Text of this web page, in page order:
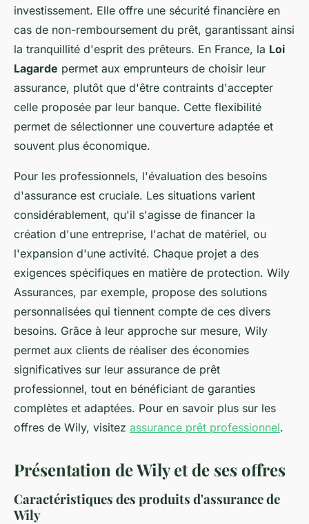
investissement. Elle offre une sécurité financière en
cas de non-remboursement du prêt, garantissant ainsi
la tranquillité d'esprit des prêteurs. En France, la Loi
Lagarde permet aux emprunteurs de choisir leur
assurance, plutôt que d'être contraints d'accepter
celle proposée par leur banque. Cette flexibilité
permet de sélectionner une couverture adaptée et
souvent plus économique.
Pour les professionnels, l'évaluation des besoins
d'assurance est cruciale. Les situations varient
considérablement, qu'il s'agisse de financer la
création d'une entreprise, l'achat de matériel, ou
l'expansion d'une activité. Chaque projet a des
exigences spécifiques en matière de protection. Wily
Assurances, par exemple, propose des solutions
personnalisées qui tiennent compte de ces divers
besoins. Grâce à leur approche sur mesure, Wily
permet aux clients de réaliser des économies
significatives sur leur assurance de prêt
professionnel, tout en bénéficiant de garanties
complètes et adaptées. Pour en savoir plus sur les
offres de Wily, visitez assurance prêt professionnel.
Présentation de Wily et de ses offres
Caractéristiques des produits d'assurance de
Wily